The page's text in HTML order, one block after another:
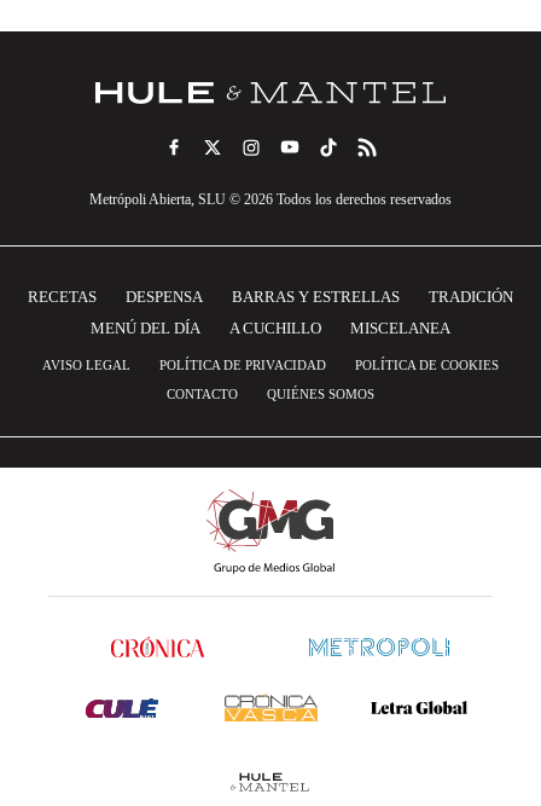
Metrópoli Abierta, SLU © 2026 Todos los derechos reservados
RECETAS DESPENSA BARRAS Y ESTRELLAS
TRADICIÓN
MENÚ DEL DÍA
A CUCHILLO MISCELANEA
AVISO LEGAL POLÍTICA DE PRIVACIDAD
POLÍTICA DE COOKIES
CONTACTO
QUIÉNES SOMOS